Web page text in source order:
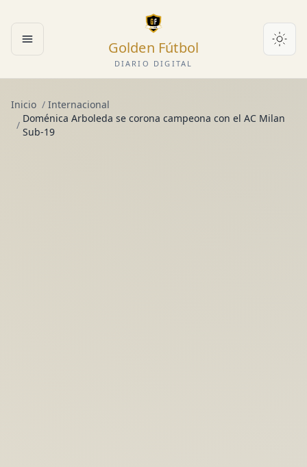
Abrir menú Golden Fútbol
DIARIO DIGITAL
Inicio / Internacional
/
Doménica Arboleda se corona campeona con el AC Milan
Sub-19